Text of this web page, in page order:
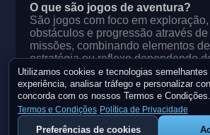
Utilizamos cookies e tecnologias
experiência, analisar tráfego e personalizar
concorda com os nossos Termos e Condições.
Termos e Condições· Política de Privacidade
Preferências de cookies
O que são jogos de aventura?
São jogos com foco em
obstáculos e progressão através de
missões, combinando elementos
estratégia ou reflexo dependendo
Preciso baixar algo para jogar?
Não. Todos os jogos de aventura
rodam direto no navegador, sem
download ou cadastro.